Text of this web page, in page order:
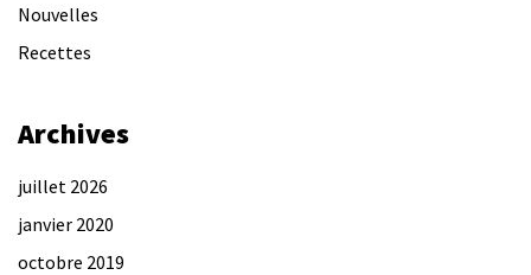
Nouvelles
Recettes
Archives
juillet 2026
janvier 2020
octobre 2019